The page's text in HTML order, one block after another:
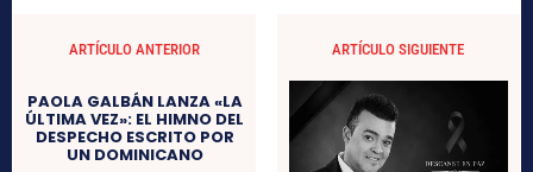
ARTÍCULO ANTERIOR
PAOLA GALBÁN LANZA «LA
ÚLTIMA VEZ»: EL HIMNO DEL
DESPECHO ESCRITO POR
UN DOMINICANO
ARTÍCULO SIGUIENTE